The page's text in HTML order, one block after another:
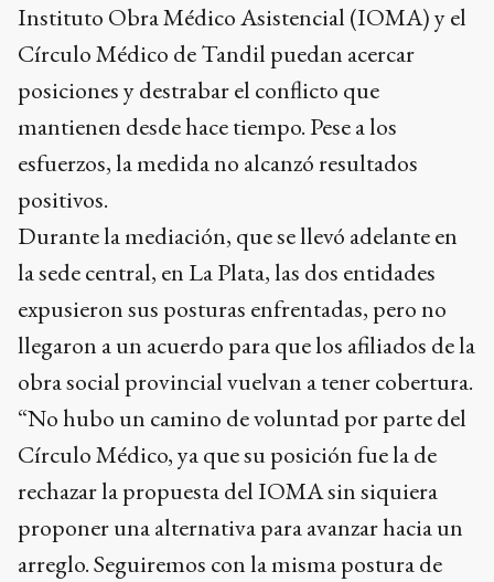
Instituto Obra Médico Asistencial (IOMA) y el
Círculo Médico de Tandil puedan acercar
posiciones y destrabar el conflicto que
mantienen desde hace tiempo. Pese a los
esfuerzos, la medida no alcanzó resultados
positivos.
Durante la mediación, que se llevó adelante en
la sede central, en La Plata, las dos entidades
expusieron sus posturas enfrentadas, pero no
llegaron a un acuerdo para que los afiliados de la
obra social provincial vuelvan a tener cobertura.
“No hubo un camino de voluntad por parte del
Círculo Médico, ya que su posición fue la de
rechazar la propuesta del IOMA sin siquiera
proponer una alternativa para avanzar hacia un
arreglo. Seguiremos con la misma postura de